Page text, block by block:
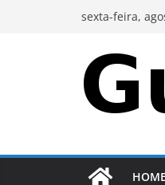
sexta-feira,
HOME